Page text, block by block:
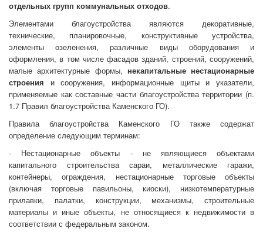
отдельных групп коммунальных отходов.
Элементами благоустройства являются декоративные,
технические, планировочные, конструктивные устройства,
элементы озеленения, различные виды оборудования и
оформления, в том числе фасадов зданий, строений, сооружений,
малые архитектурные формы, некапитальные нестационарные
строения и сооружения, информационные щиты и указатели,
применяемые как составные части благоустройства территории (п.
1.7 Правил благоустройства Каменского ГО).
Правила благоустройства Каменского ГО также содержат
определение следующим терминам:
- Нестационарные объекты - не являющиеся объектами
капитального строительства сараи, металлические гаражи,
контейнеры, ограждения, нестационарные торговые объекты
(включая торговые павильоны, киоски), низкотемпературные
прилавки, палатки, конструкции, механизмы, строительные
материалы и иные объекты, не относящиеся к недвижимости в
соответствии с федеральным законом.